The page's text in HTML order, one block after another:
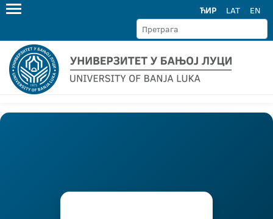
ЋИР LAT EN